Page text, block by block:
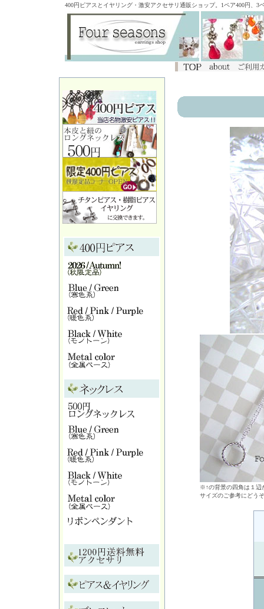
400円ピアスとイヤリング・激安アクセサリ通販ショップ。1ペア400円、
※↑の背景の四角は１辺
サイズのご参考にどう